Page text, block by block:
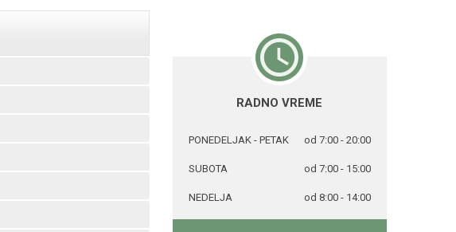
RADNO VREME
PONEDELJAK - PETAK od 7:00 - 20:00
SUBOTA od 7:00 - 15:00
NEDELJA od 8:00 - 14:00